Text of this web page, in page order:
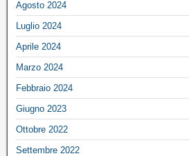
Agosto 2024
Luglio 2024
Aprile 2024
Marzo 2024
Febbraio 2024
Giugno 2023
Ottobre 2022
Settembre 2022